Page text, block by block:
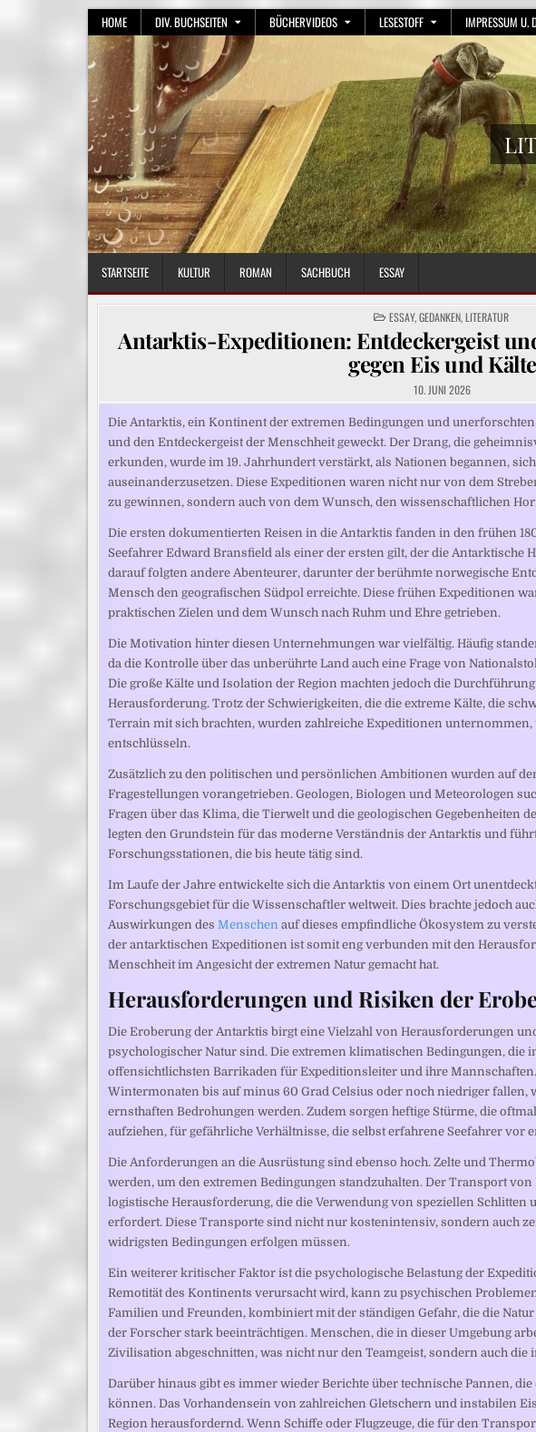
HOME DIV. BUCHSEITEN BÜCHERVIDEOS LESESTOFF IMPRESSUM U.
STARTSEITE KULTUR ROMAN SACHBUCH ESSAY
POSTED
IN
ESSAY,GEDANKEN,LITERATUR
Antarktis-Expeditionen: Entdeckergeist
gegen Eis und
10. JUNI 2026
Die Antarktis, ein Kontinent der extremen Bedingungen und
und den Entdeckergeist der Menschheit geweckt. Der Drang, die
erkunden, wurde im 19. Jahrhundert verstärkt, als Nationen begannen,
auseinanderzusetzen. Diese Expeditionen waren nicht nur von dem
zu gewinnen, sondern auch von dem Wunsch, den wissenschaftlichen
Die ersten dokumentierten Reisen in die Antarktis fanden in den frühen
Seefahrer Edward Bransfield als einer der ersten gilt, der die Antarktische
darauf folgten andere Abenteurer, darunter der berühmte norwegische
Mensch den geografischen Südpol erreichte. Diese frühen Expeditionen
praktischen Zielen und dem Wunsch nach Ruhm und Ehre getrieben.
Die Motivation hinter diesen Unternehmungen war vielfältig. Häufig
da die Kontrolle über das unberührte Land auch eine Frage von
Die große Kälte und Isolation der Region machten jedoch die
Herausforderung. Trotz der Schwierigkeiten, die die extreme Kälte, die
Terrain mit sich brachten, wurden zahlreiche Expeditionen
entschlüsseln.
Zusätzlich zu den politischen und persönlichen Ambitionen wurden auf
Fragestellungen vorangetrieben. Geologen, Biologen und Meteorologen
Fragen über das Klima, die Tierwelt und die geologischen Gegebenheiten
legten den Grundstein für das moderne Verständnis der Antarktis und
Forschungsstationen, die bis heute tätig sind.
Im Laufe der Jahre entwickelte sich die Antarktis von einem Ort
Forschungsgebiet für die Wissenschaftler weltweit. Dies brachte jedoch
Auswirkungen des Menschen auf dieses empfindliche Ökosystem zu
der antarktischen Expeditionen ist somit eng verbunden mit den
Menschheit im Angesicht der extremen Natur gemacht hat.
Herausforderungen und Risiken der
Die Eroberung der Antarktis birgt eine Vielzahl von Herausforderungen
psychologischer Natur sind. Die extremen klimatischen Bedingungen, die
offensichtlichsten Barrikaden für Expeditionsleiter und ihre
Wintermonaten bis auf minus 60 Grad Celsius oder noch niedriger fallen,
ernsthaften Bedrohungen werden. Zudem sorgen heftige Stürme, die
aufziehen, für gefährliche Verhältnisse, die selbst erfahrene Seefahrer vor
Die Anforderungen an die Ausrüstung sind ebenso hoch. Zelte und
werden, um den extremen Bedingungen standzuhalten. Der Transport
logistische Herausforderung, die die Verwendung von speziellen Schlitten
erfordert. Diese Transporte sind nicht nur kostenintensiv, sondern auch
widrigsten Bedingungen erfolgen müssen.
Ein weiterer kritischer Faktor ist die psychologische Belastung der
Remotität des Kontinents verursacht wird, kann zu psychischen
Familien und Freunden, kombiniert mit der ständigen Gefahr, die die
der Forscher stark beeinträchtigen. Menschen, die in dieser Umgebung
Zivilisation abgeschnitten, was nicht nur den Teamgeist, sondern auch
Darüber hinaus gibt es immer wieder Berichte über technische Pannen,
können. Das Vorhandensein von zahlreichen Gletschern und instabilen
Region herausfordernd. Wenn Schiffe oder Flugzeuge, die für den